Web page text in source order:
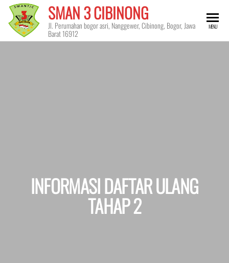
Skip
SMAN 3 CIBINONG
Jl. Perumahan bogor asri, Nanggewer, Cibinong, Bogor, Jawa
Barat 16912
MENU
INFORMASI DAFTAR ULANG
TAHAP 2